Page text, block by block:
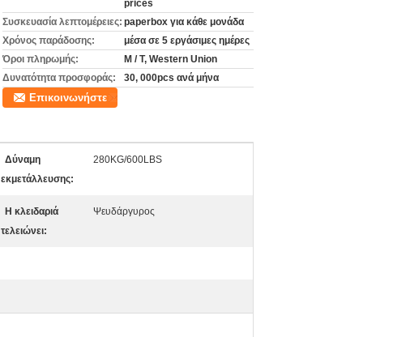
prices
Συσκευασία λεπτομέρειες: paperbox για κάθε μονάδα
Χρόνος παράδοσης:
μέσα σε 5 εργάσιμες ημέρες
Όροι πληρωμής:
Μ / Τ, Western Union
Δυνατότητα προσφοράς:
30, 000pcs ανά μήνα
Επικοινωνήστε
Δύναμη
εκμετάλλευσης:
280KG/600LBS
Η κλειδαριά
τελειώνει:
Ψευδάργυρος